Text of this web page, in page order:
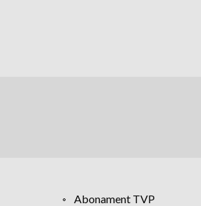
Abonament TVP